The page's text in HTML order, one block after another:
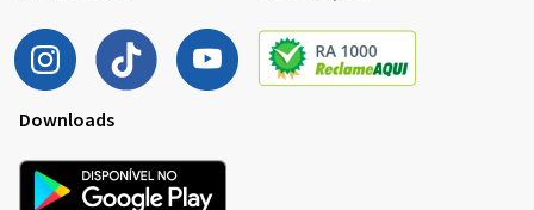
Downloads